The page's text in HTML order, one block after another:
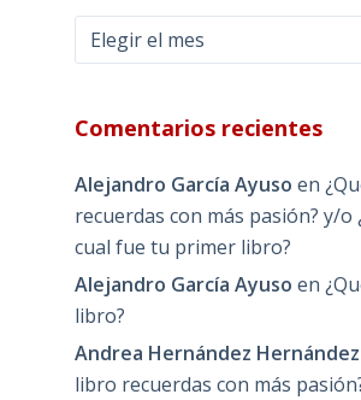
Archivos
Comentarios recientes
Alejandro García Ayuso en
recuerdas con más pasión? y/o
cual fue tu primer libro?
Alejandro García Ayuso en
libro?
Andrea Hernández Hernández
libro recuerdas con más